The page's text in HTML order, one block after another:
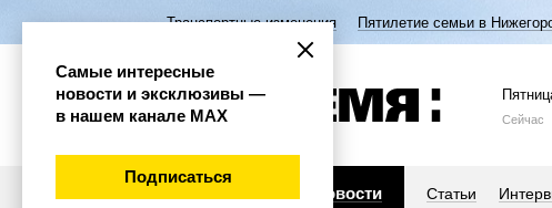
Транспортные изменения Пятилетие семьи в
Сейчас
Новости Статьи
Самые интересные
новости и эксклюзивы —
в нашем канале МАХ
Подписаться